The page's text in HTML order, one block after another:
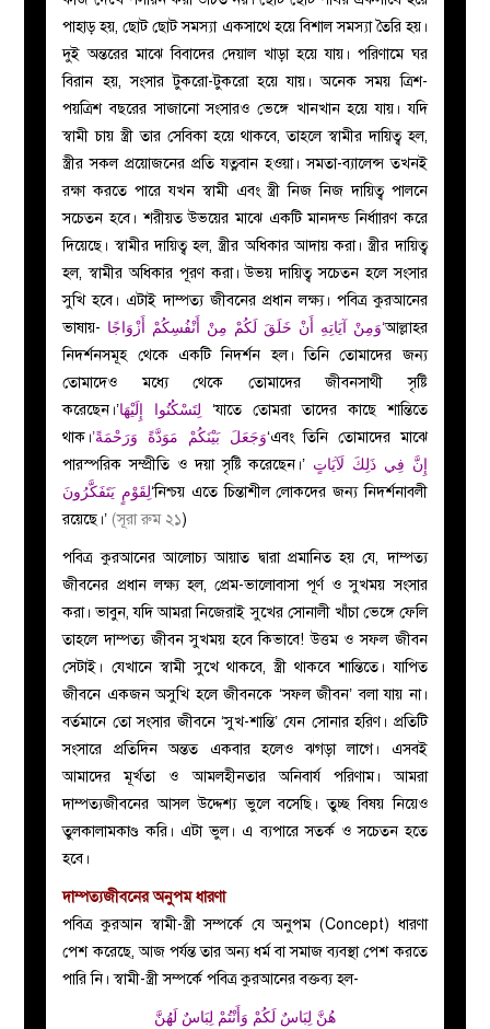
পাহাড় হয়, ছোট ছোট সমস্যা একসাথে হয়ে বিশাল সমস্যা তৈরি হয়।
দুই অন্তরের মাঝে বিবাদের দেয়াল খাড়া হয়ে যায়। পরিণামে ঘর
বিরান হয়, সংসার টুকরো-টুকরো হয়ে যায়। অনেক সময় ত্রিশ-
পয়ত্রিশ বছরের সাজানো সংসারও ভেঙ্গে খানখান হয়ে যায়। যদি
স্বামী চায় স্ত্রী তার সেবিকা হয়ে থাকবে, তাহলে স্বামীর দায়িত্ব হল,
স্ত্রীর সকল প্রয়োজনের প্রতি যত্নবান হওয়া। সমতা-ব্যালেন্স তখনই
রক্ষা করতে পারে যখন স্বামী এবং স্ত্রী নিজ নিজ দায়িত্ব পালনে
সচেতন হবে। শরীয়ত উভয়ের মাঝে একটি মানদন্ড নির্ধাারণ করে
দিয়েছে। স্বামীর দায়িত্ব হল, স্ত্রীর অধিকার আদায় করা। স্ত্রীর দায়িত্ব
হল, স্বামীর অধিকার পূরণ করা। উভয় দায়িত্ব সচেতন হলে সংসার
সুখি হবে। এটাই দাম্পত্য জীবনের প্রধান লক্ষ্য। পবিত্র কুরআনের
ভাষায়-
وَمِنْ آيَاتِهِ أَنْ خَلَقَ لَكُمْ مِنْ أَنْفُسِكُمْ أَزْوَاجًا‘আল্লাহর
নিদর্শনসমূহ থেকে একটি নিদর্শন হল। তিনি তোমাদের জন্য
তোমাদেও মধ্যে থেকে তোমাদের জীবনসাথী সৃষ্টি
করেছেন।’لِتَسْكُنُوا إِلَيْهَا ‘যাতে তোমরা তাদের কাছে শান্তিতে
থাক। ’وَجَعَلَ بَيْنَكُمْ مَوَدَّةً وَرَحْمَةً‘এবং তিনি তোমাদের মাঝে
পারস্পরিক সম্প্রীতি ও দয়া সৃষ্টি করেছেন।’ إِنَّ فِي ذَلِكَ لَآيَاتٍ
لِقَوْمٍ يَتَفَكَّرُونَ‘নিশ্চয় এতে চিন্তাশীল লোকদের জন্য নিদর্শনাবলী
রয়েছে।’ (সূরা রুম ২১)
পবিত্র কুরআনের আলোচ্য আয়াত দ্বারা প্রমানিত হয় যে, দাম্পত্য
জীবনের প্রধান লক্ষ্য হল, প্রেম-ভালোবাসা পূর্ণ ও সুখময় সংসার
করা। ভাবুন, যদি আমরা নিজেরাই সুখের সোনালী খাঁচা ভেঙ্গে ফেলি
তাহলে দাম্পত্য জীবন সুখময় হবে কিভাবে! উত্তম ও সফল জীবন
সেটাই। যেখানে স্বামী সুখে থাকবে, স্ত্রী থাকবে শান্তিতে। যাপিত
জীবনে একজন অসুখি হলে জীবনকে ‘সফল জীবন’ বলা যায় না।
বর্তমানে তো সংসার জীবনে ‘সুখ-শান্তি’ যেন সোনার হরিণ। প্রতিটি
সংসারে প্রতিদিন অন্তত একবার হলেও ঝগড়া লাগে। এসবই
আমাদের মূর্খতা ও আমলহীনতার অনিবার্য পরিণাম। আমরা
দাম্পত্যজীবনের আসল উদ্দেশ্য ভুলে বসেছি। তুচ্ছ বিষয় নিয়েও
তুলকালামকাণ্ড করি। এটা ভুল। এ ব্যপারে সতর্ক ও সচেতন হতে
হবে।
দাম্পত্যজীবনের অনুপম ধারণা
পবিত্র কুরআন স্বামী-স্ত্রী সম্পর্কে যে অনুপম (Concept) ধারণা
পেশ করেছে, আজ পর্যন্ত তার অন্য ধর্ম বা সমাজ ব্যবস্থা পেশ করতে
পারি নি। স্বামী-স্ত্রী সম্পর্কে পবিত্র কুরআনের বক্তব্য হল-
هُنَّ لِبَاسٌ لَكُمْ وَأَنْتُمْ لِبَاسٌ لَهُنَّ